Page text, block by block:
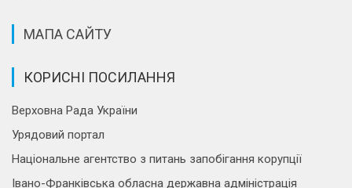
МАПА САЙТУ
КОРИСНІ ПОСИЛАННЯ
Верховна Рада України
Урядовий портал
Національне агентство з питань запобігання корупції
Івано-Франківська обласна державна адміністрація